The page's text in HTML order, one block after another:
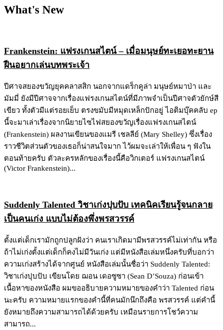
What's New
Frankenstein: แฟรงเกนสไตน์ – เมื่อมนุษย์ทะเยอทะยาน
ฝืนอยากเล่นบทพระเจ้า
ปีศาจสยองขวัญยุคคลาสสิก นอกจากแดร็กคูล่า มนุษย์หมาป่า และ
มัมมี่ ยังมีปีศาจจากเรื่องแฟรงเกนสไตน์ที่มีภาพจำเป็นปีศาจตัวยักษ์สี
เขียว ทั้งตัวมีแต่รอยเย็บ ตรงขมับมีหมุดเหล็กปักอยู่ ไอติมบุ๊คคลับ ep
นี้จะมาเล่าเรื่องจากนิยายไซไฟสยองขวัญเรื่องแฟรงเกนสไตน์
(Frankenstein) ผลงานเขียนของแมรี เชลลีย์ (Mary Shelley) ซึ่งเรื่อง
ราวชีวิตส่วนตัวของเธอก็น่าสนใจมาก ไว้ผมจะเล่าให้เพื่อน ๆ ฟังใน
ตอนท้ายครับ ตัวละครหลักของเรื่องนี้คือวิกเตอร์ แฟรงเกนสไตน์
(Victor Frankenstein)...
Suddenly Talented วิชาเก่งปุบปับ เทคนิคเรียนรู้จนกลาย
เป็นคนเก่ง แบบไม่ต้องพึ่งพรสวรรค์
ตั้งแต่เด็กเรามักถูกปลูกฝังว่า คนเราเกิดมามีพรสวรรค์ไม่เท่ากัน หรือ
ถ้าไม่เก่งตั้งแต่เด็กก็คงไม่มีวันเก่ง แต่มีหนังสือเล่มหนึ่งครับที่บอกว่า
ความเก่งสร้างได้จากศูนย์ หนังสือเล่มนั้นชื่อว่า Suddenly Talented:
วิชาเก่งปุบปับ เขียนโดย ฌอน เดอซูซา (Sean D’Souza) ก่อนเข้า
เนื้อหาของหนังสือ ผมขออธิบายความหมายของคำว่า Talented ก่อน
นะครับ ความหมายแรกของคำนี้ที่คนมักนึกถึงคือ พรสวรรค์ แต่คำนี้
ยังหมายถึงความสามารถได้ด้วยครับ เหมือนรายการโชว์ความ
สามารถ...